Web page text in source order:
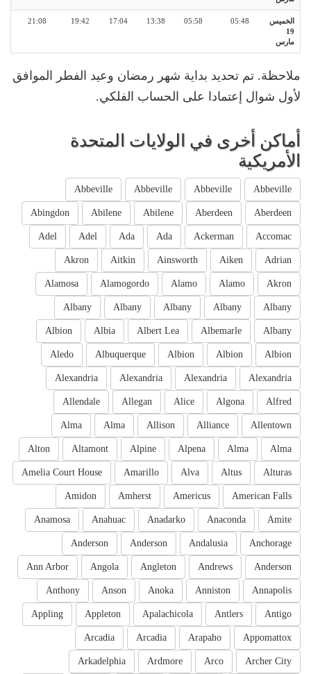
الخميس
19
مارس
05:48
05:58
13:38
17:04
19:42
21:08
ملاحظة. تم تحديد بداية شهر رمضان وعيد الفطر الموافق
لأول شوال إعتمادا على الحساب الفلكي.
أماكن أخرى في الولايات المتحدة
الأمريكية
Abbeville
Abbeville
Abbeville
Abbeville
Aberdeen
Aberdeen
Abilene
Abilene
Abingdon
Accomac
Ackerman
Ada
Ada
Adel
Adel
Adrian
Aiken
Ainsworth
Aitkin
Akron
Akron
Alamo
Alamo
Alamogordo
Alamosa
Albany
Albany
Albany
Albany
Albany
Albany
Albemarle
Albert Lea
Albia
Albion
Albion
Albion
Albion
Albuquerque
Aledo
Alexandria
Alexandria
Alexandria
Alexandria
Alfred
Algona
Alice
Allegan
Allendale
Allentown
Alliance
Allison
Alma
Alma
Alma
Alma
Alpena
Alpine
Altamont
Alton
Alturas
Altus
Alva
Amarillo
Amelia Court House
American Falls
Americus
Amherst
Amidon
Amite
Anaconda
Anadarko
Anahuac
Anamosa
Anchorage
Andalusia
Anderson
Anderson
Anderson
Andrews
Angleton
Angola
Ann Arbor
Annapolis
Anniston
Anoka
Anson
Anthony
Antigo
Antlers
Apalachicola
Appleton
Appling
Appomattox
Arapaho
Arcadia
Arcadia
Archer City
Arco
Ardmore
Arkadelphia